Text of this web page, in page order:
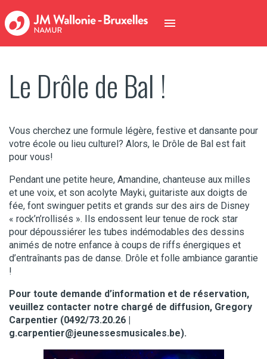
Le Drôle de Bal !
Vous cherchez une formule légère, festive et dansante pour
votre école ou lieu culturel? Alors, le Drôle de Bal est fait
pour vous!
Pendant une petite heure, Amandine, chanteuse aux milles
et une voix, et son acolyte Mayki, guitariste aux doigts de
fée, font swinguer petits et grands sur des airs de Disney
« rock’n’rollisés ». Ils endossent leur tenue de rock star
pour dépoussiérer les tubes indémodables des dessins
animés de notre enfance à coups de riffs énergiques et
d’entraînants pas de danse. Drôle et folle ambiance garantie
!
Pour toute demande d’information et de réservation,
veuillez contacter notre chargé de diffusion, Gregory
Carpentier (0492/73.20.26 |
g.carpentier@jeunessesmusicales.be).